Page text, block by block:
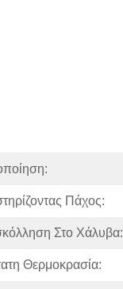
Πάχος:
Στο Χάλυβα:
Θερμοκρασία: